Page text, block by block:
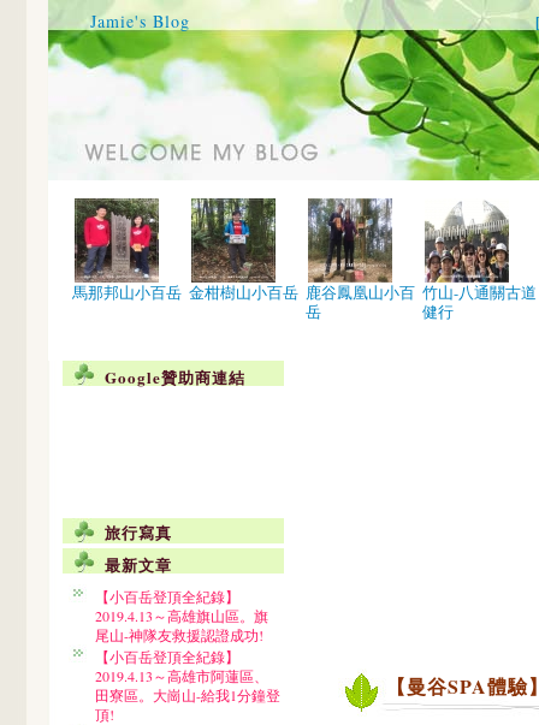
Jamie's Blog
馬那邦山小百岳 金柑樹山小百岳 鹿谷鳳凰山小百
岳
竹山-八通關古道
健行
Google贊助商連結
旅行寫真
最新文章
【小百岳登頂全紀錄】
2019.4.13～高雄旗山區。旗
尾山-神隊友救援認證成功!
【小百岳登頂全紀錄】
2019.4.13～高雄市阿蓮區、
田寮區。大崗山-給我1分鐘登
頂!
【曼谷SPA體